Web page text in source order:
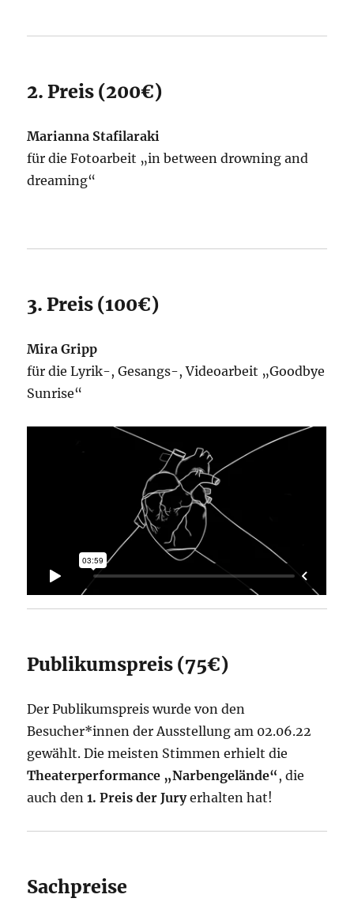
2. Preis (200€)
Marianna Stafilaraki
für die Fotoarbeit „in between drowning and
dreaming“
3. Preis (100€)
Mira Gripp
für die Lyrik-, Gesangs-, Videoarbeit „Goodbye
Sunrise“
Publikumspreis (75€)
Der Publikumspreis wurde von den
Besucher*innen der Ausstellung am 02.06.22
gewählt. Die meisten Stimmen erhielt die
Theaterperformance „Narbengelände“ , die
auch den1. Preis der Juryerhalten hat!
Sachpreise